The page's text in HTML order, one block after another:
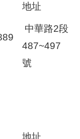
地址
中華路2段
487~497
號
地址